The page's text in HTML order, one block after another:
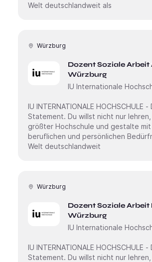
Welt deutschlandweit als
Würzburg
Dozent Soziale
Würzburg
IU Internationale
IU INTERNATIONALE
Statement. Du willst nicht nur lehren, sondern auch etwas bewegen? Dann starte an Deutschlands
größter Hochschule und gestalte
beruflichen und persönlichen Bedürfnisse in den
Welt deutschlandweit
Würzburg
Dozent Soziale
Würzburg
IU Internationale
IU INTERNATIONALE
Statement. Du willst nicht nur lehren, sondern auch etwas bewegen? Dann starte an Deutschlands